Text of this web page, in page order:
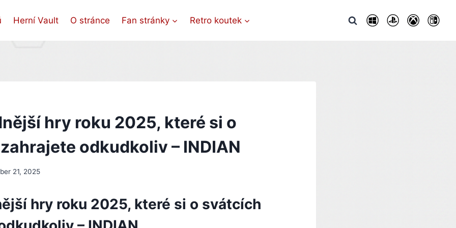
Herní Vault O stránce Fan stránky Retro koutek
hry roku 2025, které si o
odkudkoliv – INDIAN
21, 2025
hry roku 2025, které si o svátcích